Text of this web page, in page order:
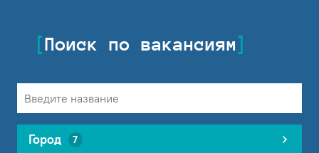
Поиск по вакансиям
Город 7